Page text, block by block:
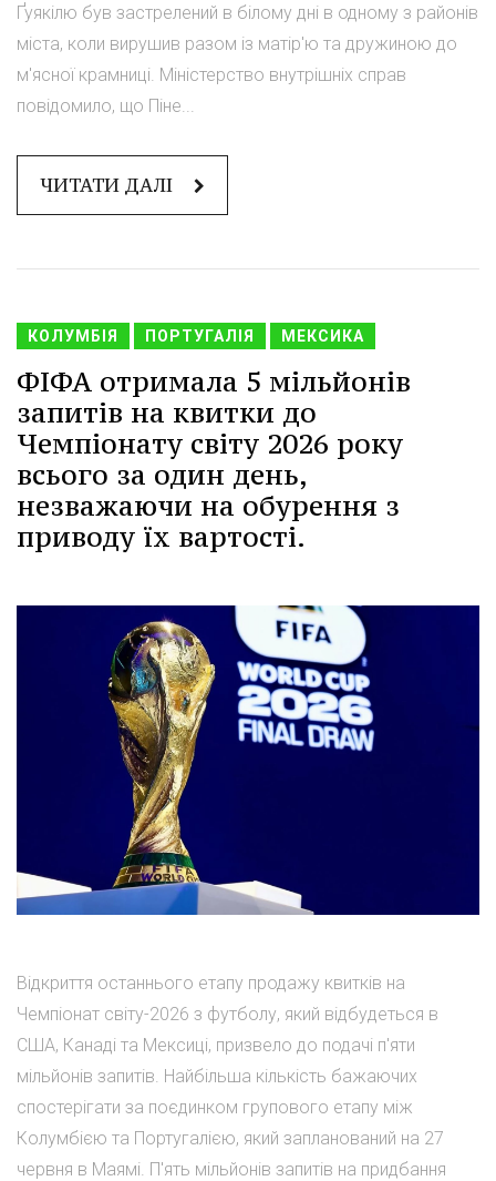
Ґуякілю був застрелений в білому дні в одному з районів
міста, коли вирушив разом із матір'ю та дружиною до
м'ясної крамниці. Міністерство внутрішніх справ
повідомило, що Піне...
ЧИТАТИ ДАЛІ
КОЛУМБІЯ ПОРТУГАЛІЯ МЕКСИКА
ФІФА отримала 5 мільйонів
запитів на квитки до
Чемпіонату світу 2026 року
всього за один день,
незважаючи на обурення з
приводу їх вартості.
Відкриття останнього етапу продажу квитків на
Чемпіонат світу-2026 з футболу, який відбудеться в
США, Канаді та Мексиці, призвело до подачі п'яти
мільйонів запитів. Найбільша кількість бажаючих
спостерігати за поєдинком групового етапу між
Колумбією та Португалією, який запланований на 27
червня в Маямі. П'ять мільйонів запитів на придбання